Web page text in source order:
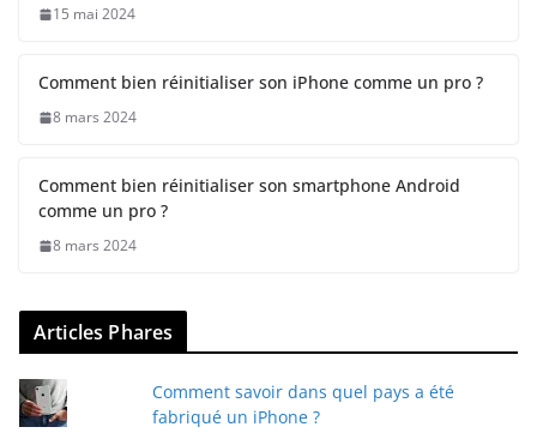
15 mai 2024
Comment bien réinitialiser son iPhone comme un pro ?
8 mars 2024
Comment bien réinitialiser son smartphone Android
comme un pro ?
8 mars 2024
Articles Phares
Comment savoir dans quel pays a été
fabriqué un iPhone ?